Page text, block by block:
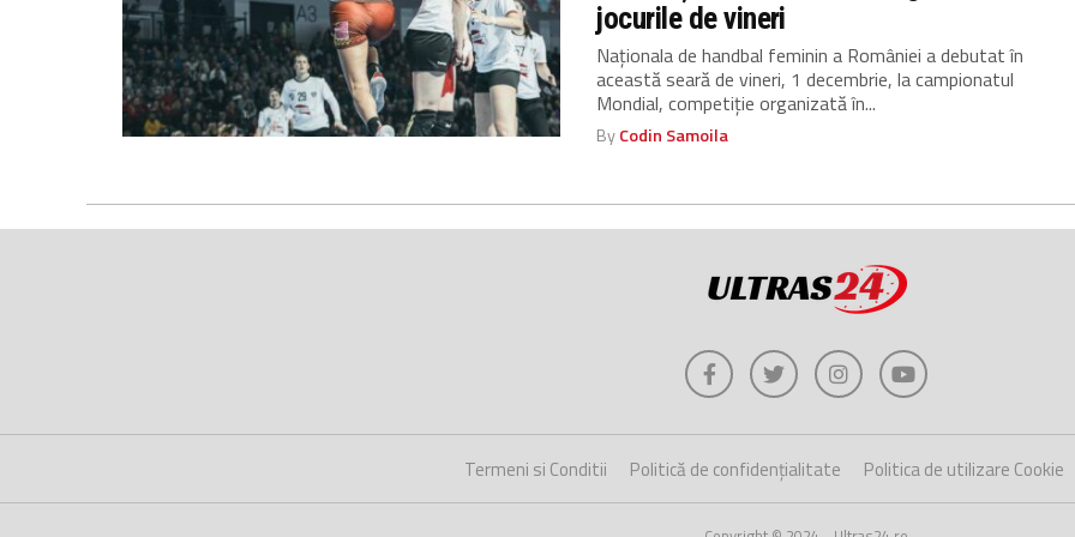
jocurile de vineri
Naționala de handbal feminin a României a debutat în
această seară de vineri, 1 decembrie, la campionatul
Mondial, competiție organizată în...
ByCodin Samoila
Termeni si Conditii Politică de confidențialitate Politica de utilizare Cookie